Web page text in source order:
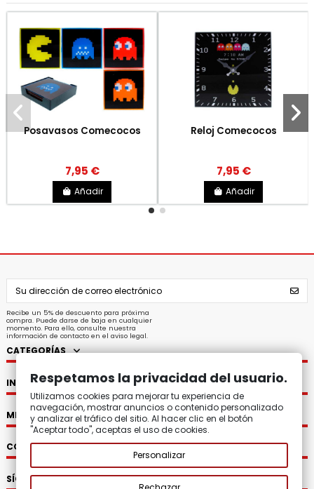
Posavasos Comecocos
7,95 €
Añadir
Reloj Comecocos
7,95 €
Añadir
Recibe un 5% de descuento para próxima
compra. Puede darse de baja en cualquier
momento. Para ello, consulte nuestra
información de contacto en el aviso legal.
CATEGORÍAS
INFORMACIÓN
MI CUENTA
CONTACTO
SÍGUENOS
Respetamos la privacidad del usuario.
Utilizamos cookies para mejorar tu experiencia de
navegación, mostrar anuncios o contenido personalizado
y analizar el tráfico del sitio. Al hacer clic en el botón
"Aceptar todo", aceptas el uso de cookies.
Personalizar